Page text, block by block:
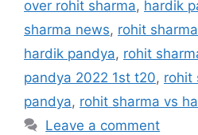
over rohit sharma, hardik
sharma news, rohit sharma
hardik pandya, rohit
pandya 2022 1st t20, rohit
pandya, rohit sharma vs
Leave a comment